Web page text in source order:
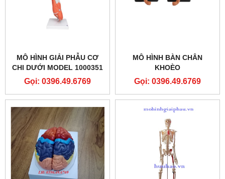
MÔ HÌNH GIẢI PHẪU CƠ
CHI DƯỚI MODEL 1000351
[M20] 3B SCIENTIFIC
Gọi: 0396.49.6769
MÔ HÌNH BÀN CHÂN
KHOÈO
Gọi: 0396.49.6769